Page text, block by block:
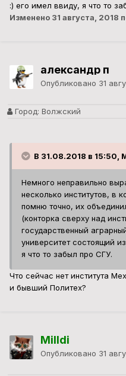
:) его имел ввиду, я что то
Изменено 31 августа, 2018
александр п
Опубликовано 31
Город: Волжский
В 31.08.2018 в 15:50,
Немного неправильно
несколько институтов, в
помню точно, их
(конторка сверху над
государственный
университет состоящий
я что то забыл про СГУ.
Что сейчас нет института
и бывший Политех?
Milldi
Опубликовано 31